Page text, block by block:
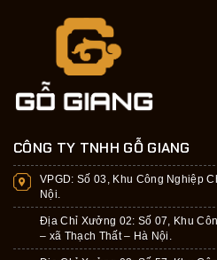
CÔNG TY TNHH GỖ GIANG
VPGD: Số 03, Khu Công Nghiệp
Nội.
Địa Chỉ Xưởng 02: Số 07, Khu
– xã Thạch Thất – Hà Nội.